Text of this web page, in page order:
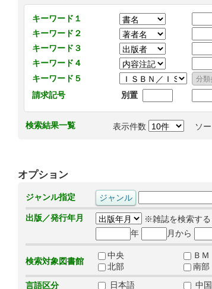
キーワード１
キーワード２
キーワード３
キーワード４
キーワード５
請求記号
別置
検索結果一覧 表示件数 ソ
オプション
ジャンル指定
出版／発行年月
※雑誌を検索する
年
月から
検索対象図書館
中央 ＢＭ
北部
南部
言語区分
日本語 中